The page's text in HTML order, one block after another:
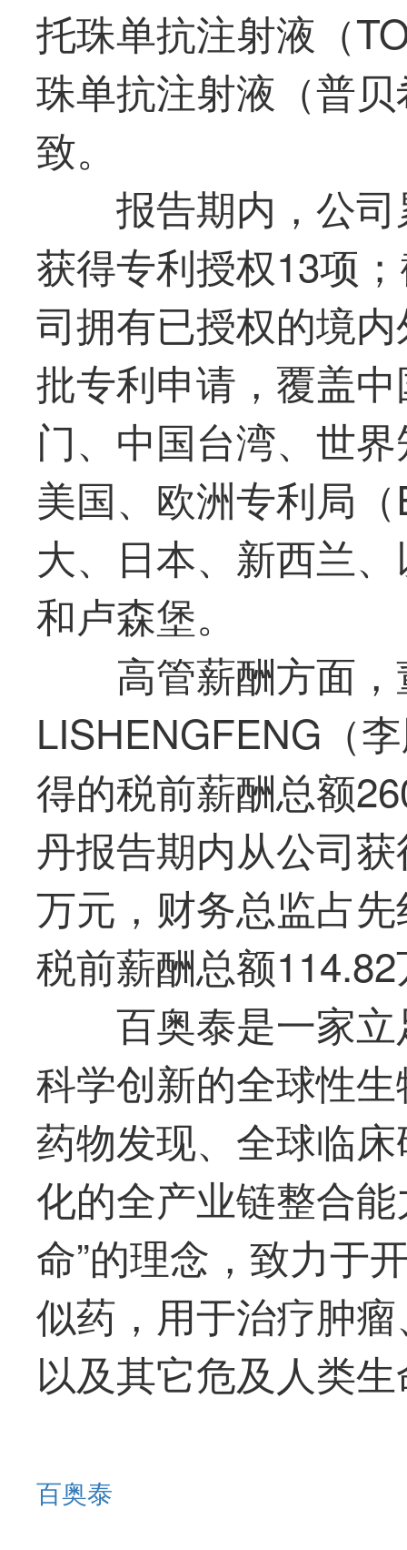
托珠单抗注射液（
珠单抗注射液（普
致。
报告期内，公
获得专利授权13项
司拥有已授权的境
批专利申请，覆盖
门、中国台湾、世
美国、欧洲专利局
大、日本、新西兰
和卢森堡。
高管薪酬方面
LISHENGFENG（
得的税前薪酬总额
丹报告期内从公司
万元，财务总监占
税前薪酬总额
百奥泰是一家
科学创新的全球性
药物发现、全球临
化的全产业链整合
命”的理念，致力于
似药，用于治疗肿
以及其它危及人类
百奥泰